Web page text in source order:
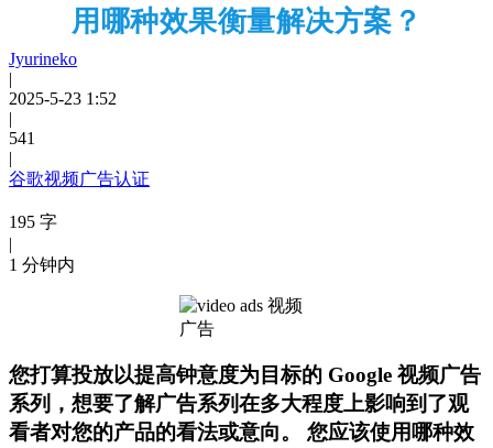
用哪种效果衡量解决方案？
Jyurineko
|
2025-5-23 1:52
|
541
|
谷歌视频广告认证
195 字
|
1 分钟内
您打算投放以提高钟意度为目标的 Google 视频广告
系列，想要了解广告系列在多大程度上影响到了观
看者对您的产品的看法或意向。 您应该使用哪种效